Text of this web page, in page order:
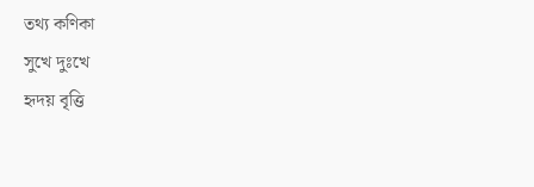
তথ্য কণিকা
সুখে দুঃখে
হৃদয় বৃত্তি